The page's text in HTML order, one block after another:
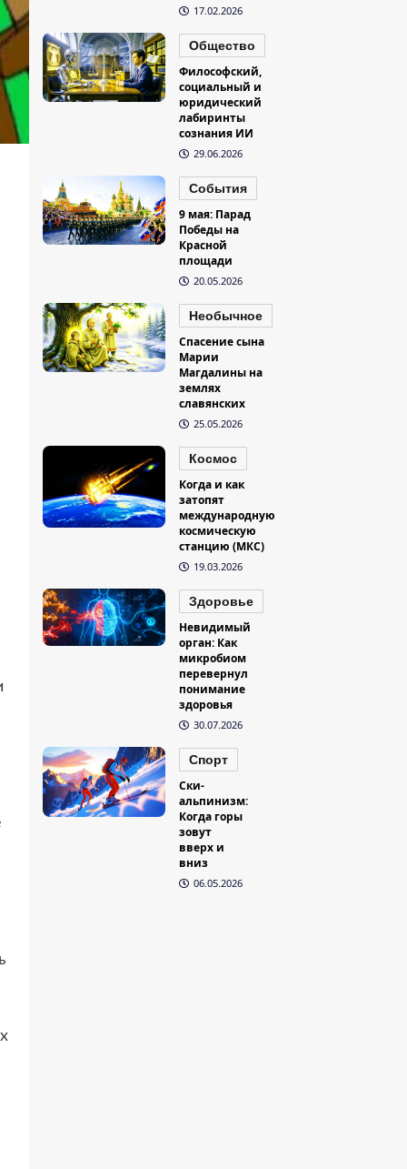
17.02.2026
Общество
Философский,
социальный и
юридический
лабиринты
сознания ИИ
29.06.2026
События
9 мая: Парад
Победы на
Красной
площади
20.05.2026
Необычное
Спасение сына
Марии
Магдалины на
землях
славянских
25.05.2026
Космос
Когда и как
затопят
международную
космическую
станцию (МКС)
19.03.2026
Здоровье
Невидимый
орган: Как
микробиом
перевернул
понимание
здоровья
30.07.2026
Спорт
Ски-
альпинизм:
Когда горы
зовут
вверх и
вниз
06.05.2026